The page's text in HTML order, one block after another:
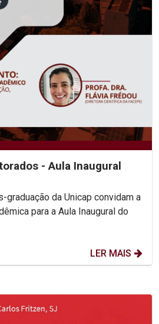
- Aula Inaugural
graduação da Unicap convidam a
para a Aula Inaugural do
LER MAIS